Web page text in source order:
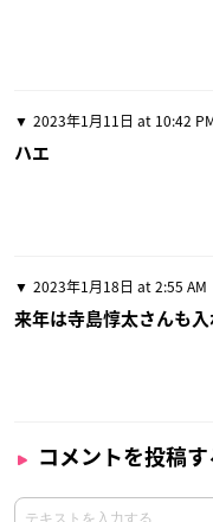
2023年1月11日 at 10:42
ハエ
2023年1月18日 at 2:55 AM
来年は寺島惇太さんも入
コメントを投稿す